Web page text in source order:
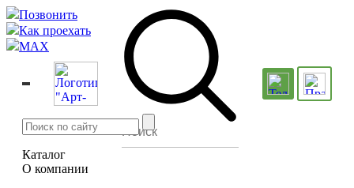
Позвонить
Как проехать
MAX
Каталог
О компании